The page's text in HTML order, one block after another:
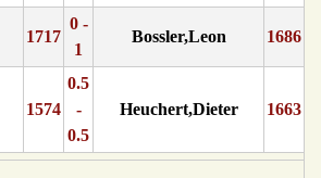
1717
0 -
1
Bossler,Leon 1686
1574
0.5
-
0.5
Heuchert,Dieter 1663